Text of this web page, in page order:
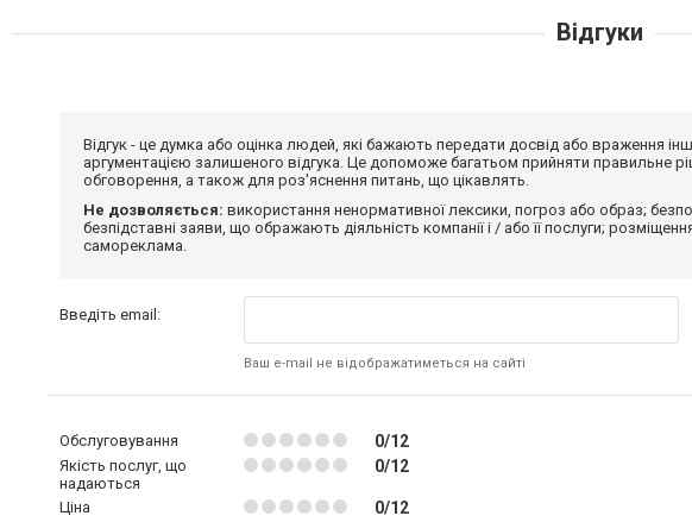
Відгуки
Відгук - це думка або оцінка людей, які бажають передати досвід або враження
аргументацією залишеного відгука. Це допоможе багатьом прийняти правильне
обговорення, а також для роз'яснення питань, що цікавлять.
Не дозволяється: використання ненормативної лексики, погроз або образ;
безпідставні заяви, що ображають діяльність компанії і / або її послуги;
самореклама.
Введіть email:
Ваш e-mail не відображатиметься на сайті
Обслуговування 0/12
Якість послуг, що
надаються
0/12
Ціна 0/12